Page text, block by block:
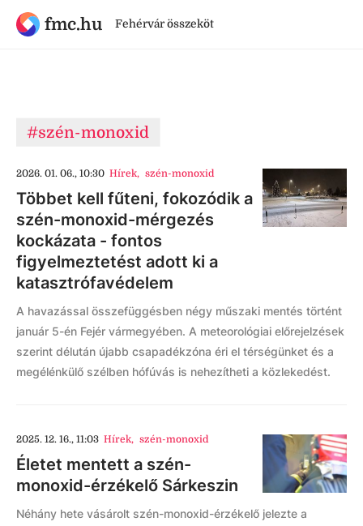
fmc.hu Fehérvár összeköt
#szén-monoxid
2026. 01. 06., 10:30 Hírek, szén-monoxid
Többet kell fűteni, fokozódik a
szén-monoxid-mérgezés
kockázata - fontos
figyelmeztetést adott ki a
katasztrófavédelem
A havazással összefüggésben négy műszaki mentés történt
január 5-én Fejér vármegyében. A meteorológiai előrejelzések
szerint délután újabb csapadékzóna éri el térségünket és a
megélénkülő szélben hófúvás is nehezítheti a közlekedést.
2025. 12. 16., 11:03 Hírek, szén-monoxid
Életet mentett a szén-
monoxid-érzékelő Sárkeszin
Néhány hete vásárolt szén-monoxid-érzékelő jelezte a